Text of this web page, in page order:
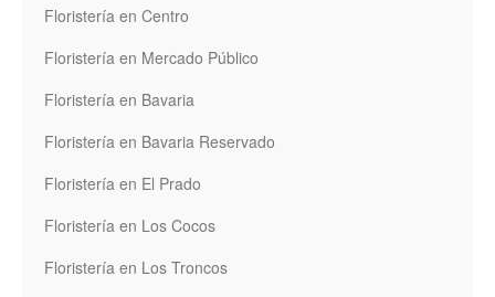
Floristería en Centro
Floristería en Mercado Público
Floristería en Bavaria
Floristería en Bavaria Reservado
Floristería en El Prado
Floristería en Los Cocos
Floristería en Los Troncos